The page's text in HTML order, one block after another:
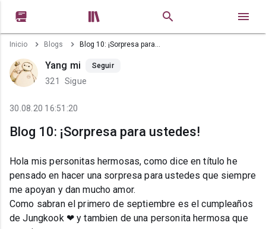
 
Inicio Blogs Blog 10: ¡Sorpresa para ustedes!
Yang mi Seguir
321 Sigue
30.08.20 16:51:20
Blog 10: ¡Sorpresa para ustedes!
Hola mis personitas hermosas, como dice en título he
pensado en hacer una sorpresa para ustedes que siempre
me apoyan y dan mucho amor.
Como sabran el primero de septiembre es el cumpleaños
de Jungkook ❤ y tambien de una personita hermosa que